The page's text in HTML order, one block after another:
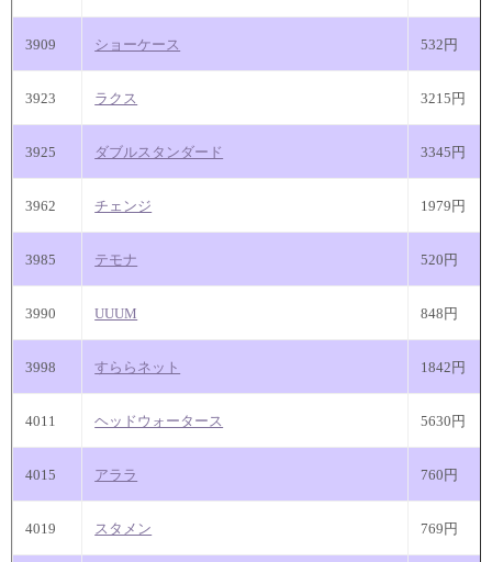
3909 ショーケース 532円
3923 ラクス 3215円
3925 ダブルスタンダード 3345円
3962 チェンジ 1979円
3985 テモナ 520円
3990 UUUM 848円
3998 すららネット 1842円
4011 ヘッドウォータース 5630円
4015 アララ 760円
4019 スタメン 769円